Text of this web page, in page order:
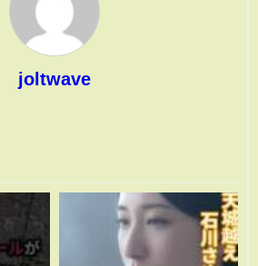
joltwave